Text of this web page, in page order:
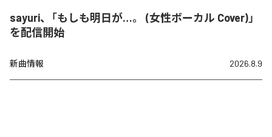
sayuri、「もしも明日が…。 (女性ボーカル Cover)」
を配信開始
新曲情報 2026.8.9